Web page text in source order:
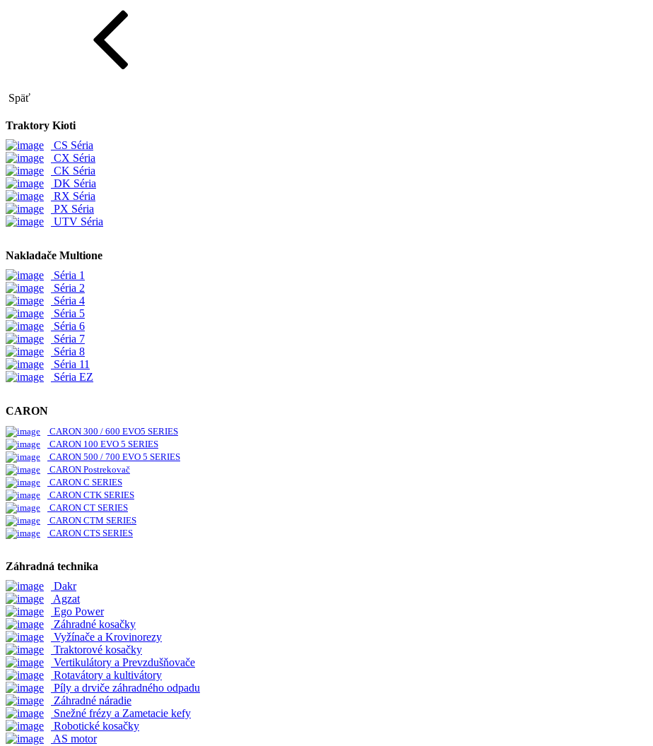
Späť
Traktory Kioti
CS Séria
CX Séria
CK Séria
DK Séria
RX Séria
PX Séria
UTV Séria
Nakladače Multione
Séria 1
Séria 2
Séria 4
Séria 5
Séria 6
Séria 7
Séria 8
Séria 11
Séria EZ
CARON
CARON 300 / 600 EVO5 SERIES
CARON 100 EVO 5 SERIES
CARON 500 / 700 EVO 5 SERIES
CARON Postrekovač
CARON C SERIES
CARON CTK SERIES
CARON CT SERIES
CARON CTM SERIES
CARON CTS SERIES
Záhradná technika
Dakr
Agzat
Ego Power
Záhradné kosačky
Vyžínače a Krovinorezy
Traktorové kosačky
Vertikulátory a Prevzdušňovače
Rotavátory a kultivátory
Píly a drviče záhradného odpadu
Záhradné náradie
Snežné frézy a Zametacie kefy
Robotické kosačky
AS motor